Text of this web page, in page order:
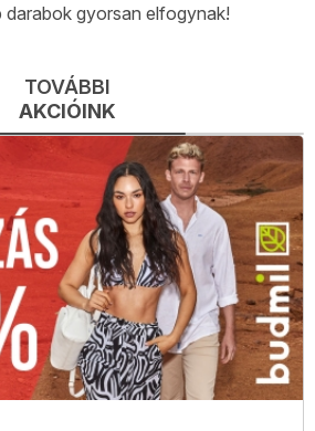
darabok gyorsan elfogynak!
TOVÁBBI
AKCIÓINK